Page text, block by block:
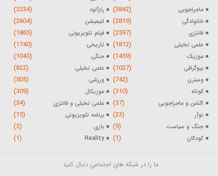
ماجراجویی (3842) رازآلود (3234)
خانوادگی (2819) انیمیشن (2604)
فانتزی (2597) فیلم تلویزیونی (1865)
علمی تخیلی (1812) تاریخی (1740)
موزیک (1459) جنگی (1043)
بیوگرافی (1027) علمی تخیلی (822)
وسترن (742) ورزشی (505)
کوتاه (310) موزیکال (309)
اکشن و ماجراجویی (37) علمی تخیلی و فانتزی (34)
نوآر (23) برنامه تلویزیونی (15)
جنگ و سیاست (9) بازی (3)
کودکان (1)
Reality
(1)
ما را در شبکه های اجتماعی دنبال کنید :